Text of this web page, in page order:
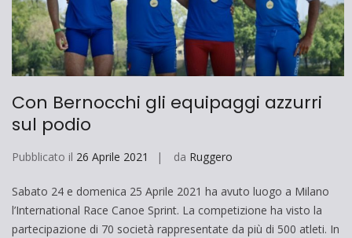
Con Bernocchi gli equipaggi azzurri
sul podio
Pubblicato il 26 Aprile 2021 da Ruggero
Sabato 24 e domenica 25 Aprile 2021 ha avuto luogo a Milano
l’International Race Canoe Sprint. La competizione ha visto la
partecipazione di 70 società rappresentate da più di 500 atleti. In